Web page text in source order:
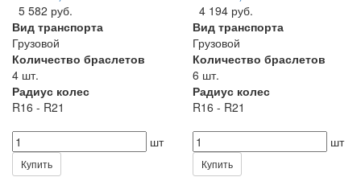
5 582 руб.
Вид транспорта
Грузовой
Количество браслетов
4 шт.
Радиус колес
R16 - R21
шт
Купить
4 194 руб.
Вид транспорта
Грузовой
Количество браслетов
6 шт.
Радиус колес
R16 - R21
шт
Купить